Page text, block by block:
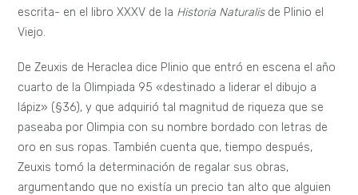
escrita- en el libro XXXV de la Historia Naturalisde Plinio el
Viejo.
De Zeuxis de Heraclea dice Plinio que entró en escena el año
cuarto de la Olimpiada 95 «destinado a liderar el dibujo a
lápiz» (§36), y que adquirió tal magnitud de riqueza que se
paseaba por Olimpia con su nombre bordado con letras de
oro en sus ropas. También cuenta que, tiempo después,
Zeuxis tomó la determinación de regalar sus obras,
argumentando que no existía un precio tan alto que alguien